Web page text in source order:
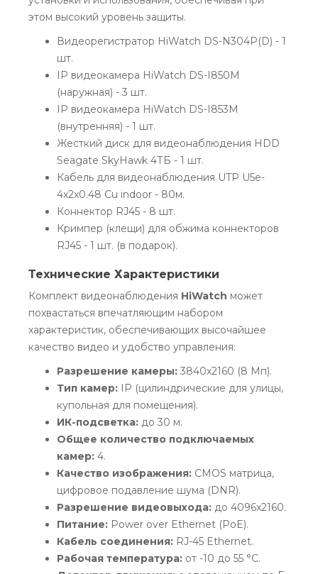
этом высокий уровень защиты.
Видеорегистратор HiWatch DS-N304P(D) - 1
шт.
IP видеокамера HiWatch DS-I850M
(наружная) - 3 шт.
IP видеокамера HiWatch DS-I853M
(внутренняя) - 1 шт.
Жесткий диск для видеонаблюдения HDD
Seagate SkyHawk 4ТБ - 1 шт.
Кабель для видеонаблюдения UTP U5e-
4x2x0.48 Cu indoor - 80м.
Коннектор RJ45 - 8 шт.
Кримпер (клещи) для обжима коннекторов
RJ45 - 1 шт. (в подарок).
Технические Характеристики
Комплект видеонаблюдения HiWatch может
похвастаться впечатляющим набором
характеристик, обеспечивающих высочайшее
качество видео и удобство управления:
Разрешение камеры: 3840x2160 (8 Мп).
Тип камер: IP (цилиндрические для улицы,
купольная для помещения).
ИК-подсветка: до 30 м.
Общее количество подключаемых
камер: 4.
Качество изображения: CMOS матрица,
цифровое подавление шума (DNR).
Разрешение видеовыхода: до 4096x2160.
Питание: Power over Ethernet (PoE).
Кабель соединения: RJ-45 Ethernet.
Рабочая температура: от -10 до 55 °С.